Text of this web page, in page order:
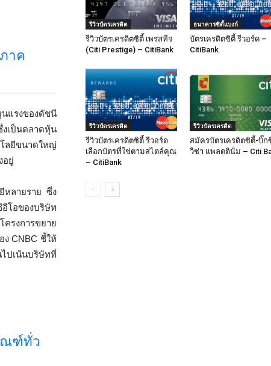
าค
แรงของดัชนี
เป็นตลาดหุ้น
โลยีขนาดใหญ่
อยู่
หลายราย ซึ่ง
โอของบริษัท
รงการขยาย
ง CNBC ชี้ให้
ไปเน้นบริษัทที่
ณฑ์ทั่ว
รีวิวบัตรเครดิต
รีวิวบัตรเครดิตซิตี้ เพรสทีจ
(Citi Prestige) – CitiBank
ธนาคารซิตี้แบงก์
บัตรเครดิตซิตี้ รีวอร์ด –
CitiBank
รีวิวบัตรเครดิต
รีวิวบัตรเครดิตซิตี้ รีวอร์ด
เลือกบัตรที่ใช่ตามสไตล์คุณ
– CitiBank
รีวิวบัตรเครดิต
สมัครบัตรเครดิตซิตี้-บิ๊ก
วีซ่า แพลตตินั่ม – Citi